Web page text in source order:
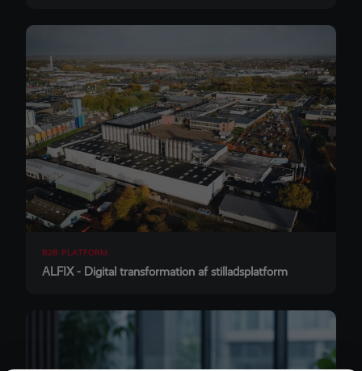
B2B PLATFORM
ALFIX - Digital transformation af stilladsplatform